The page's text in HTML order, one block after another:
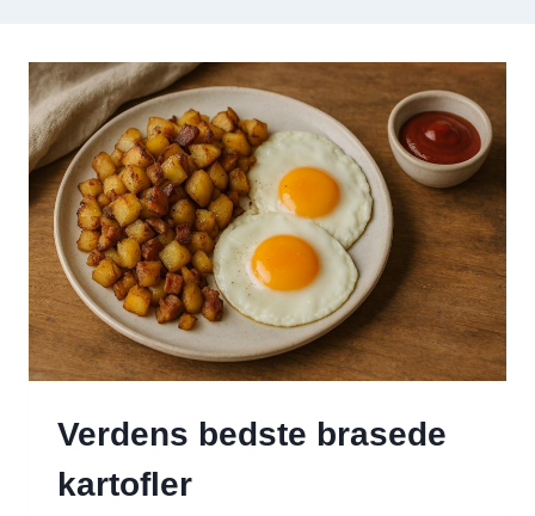
Verdens bedste brasede
kartofler